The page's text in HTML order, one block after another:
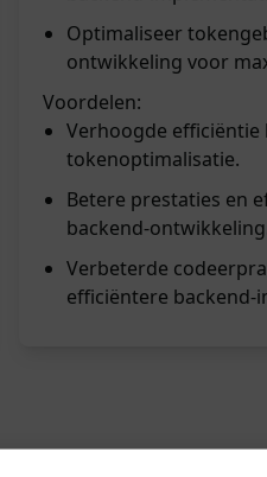
Optimaliseer
ontwikkeling voor
Voordelen:
Verhoogde efficiëntie
tokenoptimalisatie.
Betere prestaties en
backend-
Verbeterde
efficiëntere backend-